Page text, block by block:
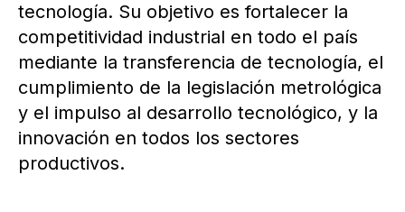
tecnología. Su objetivo es fortalecer la
competitividad industrial en todo el país
mediante la transferencia de tecnología, el
cumplimiento de la legislación metrológica
y el impulso al desarrollo tecnológico, y la
innovación en todos los sectores
productivos.